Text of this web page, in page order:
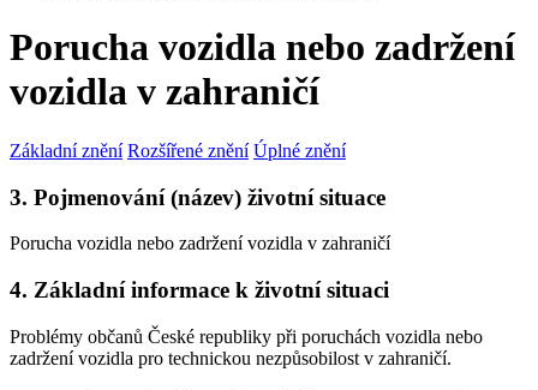
Porucha vozidla nebo zadržení
vozidla v zahraničí
Základní znění Rozšířené znění Úplné znění
3. Pojmenování (název) životní situace
Porucha vozidla nebo zadržení vozidla v zahraničí
4. Základní informace k životní situaci
Problémy občanů České republiky při poruchách vozidla nebo
zadržení vozidla pro technickou nezpůsobilost v zahraničí.